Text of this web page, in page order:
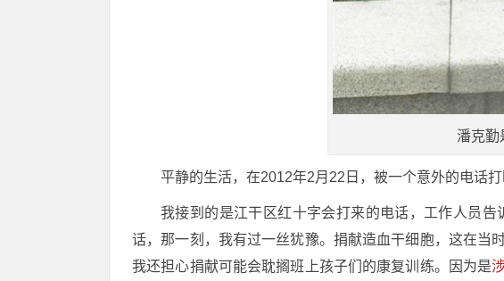
潘克勤
平静的生活，在2012年2月22日，被一个意外的电话打
我接到的是江干区红十字会打来的电话，工作人员
话，那一刻，我有过一丝犹豫。捐献造血干细胞，这在当
我还担心捐献可能会耽搁班上孩子们的康复训练。因为是